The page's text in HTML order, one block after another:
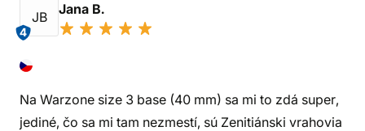
JB
4
Jana B.
Na Warzone size 3 base (40 mm) sa mi to zdá super,
jediné, čo sa mi tam nezmestí, sú Zenitiánski vrahovia